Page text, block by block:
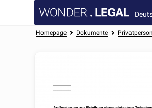
Homepage Dokumente